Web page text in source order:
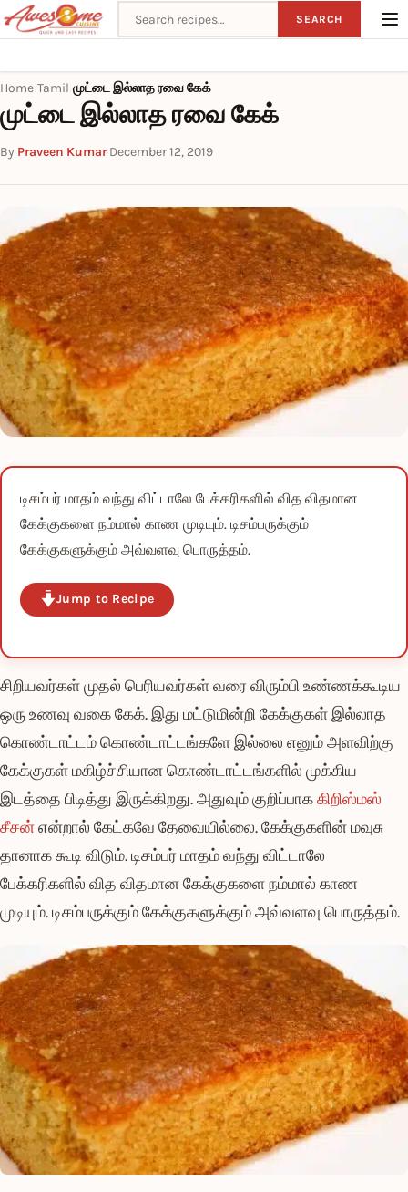
Search recipes SEARCH
Home Tamil முட்டை இல்லாத ரவை கேக்
முட்டை இல்லாத ரவை கேக்
By Praveen Kumar·December 12, 2019
டிசம்பர் மாதம் வந்து விட்டாலே பேக்கரிகளில் வித விதமான
கேக்குகளை நம்மால் காண முடியும். டிசம்பருக்கும்
கேக்குகளுக்கும் அவ்வளவு பொருத்தம்.
Jump to Recipe
சிறியவர்கள் முதல் பெரியவர்கள் வரை விரும்பி உண்ணக்கூடிய
ஒரு உணவு வகை கேக். இது மட்டுமின்றி கேக்குகள் இல்லாத
கொண்டாட்டம் கொண்டாட்டங்களே இல்லை எனும் அளவிற்கு
கேக்குகள் மகிழ்ச்சியான கொண்டாட்டங்களில் முக்கிய
இடத்தை பிடித்து இருக்கிறது. அதுவும் குறிப்பாககிறிஸ்மஸ்
சீசன்என்றால் கேட்கவே தேவையில்லை. கேக்குகளின் மவுசு
தானாக கூடி விடும். டிசம்பர் மாதம் வந்து விட்டாலே
பேக்கரிகளில் வித விதமான கேக்குகளை நம்மால் காண
முடியும். டிசம்பருக்கும் கேக்குகளுக்கும் அவ்வளவு பொருத்தம்.